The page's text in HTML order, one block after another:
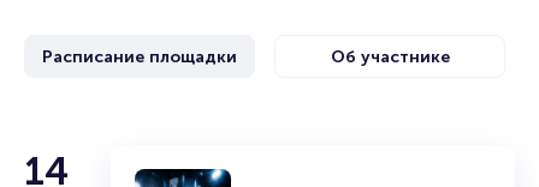
стендап концерт Сергея Орлова «Переходный возраст»
пользуются большой популярностью у зрителей. Спешите
Расписание площадки Об участнике
Сергей Орлов
14